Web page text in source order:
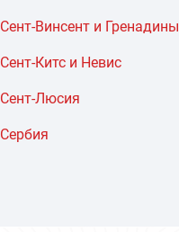
Сент-Винсент и Гренадины
Сент-Китс и Невис
Сент-Люсия
Сербия